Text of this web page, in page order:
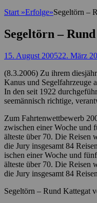
Start »Erfolge»Segeltörn –
Segeltörn –
Posted
15. August 200522. März
(8.3.2006) Zu ihrem
Kanus und Segelfahrzeuge
In den seit 1922
seemännisch richtige,
Zum Fahrtenwettbewerb
zwischen einer Woche und
älteste über 70. Die Reisen
die Jury insgesamt 84
ischen einer Woche und
älteste über 70. Die Reisen
die Jury insgesamt 84
Segeltörn – Rund Kattegat